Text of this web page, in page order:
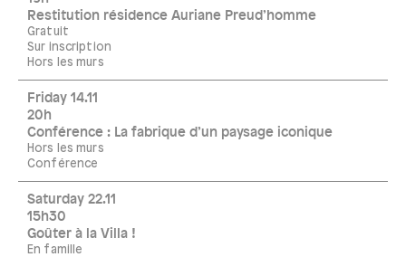
Restitution résidence Auriane Preud’homme
Gratuit
Sur inscription
Hors les murs
Friday 14.11
20h
Conférence : La fabrique d’un paysage iconique
Hors les murs
Conférence
Saturday 22.11
15h30
Goûter à la Villa !
En famille